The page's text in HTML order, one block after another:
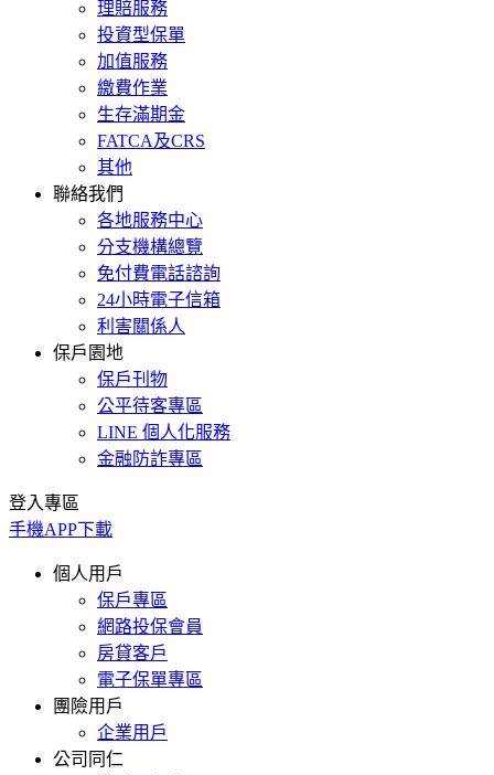
理賠服務
投資型保單
加值服務
繳費作業
生存滿期金
FATCA及CRS
其他
聯絡我們
各地服務中心
分支機構總覽
免付費電話諮詢
24小時電子信箱
利害關係人
保戶園地
保戶刊物
公平待客專區
LINE 個人化服務
金融防詐專區
登入專區
手機APP下載
個人用戶
保戶專區
網路投保會員
房貸客戶
電子保單專區
團險用戶
企業用戶
公司同仁